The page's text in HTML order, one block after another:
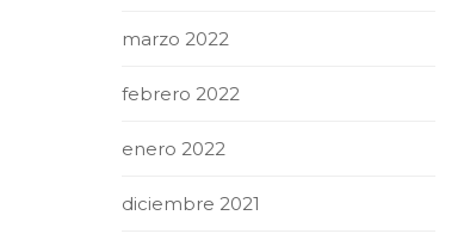
marzo 2022
febrero 2022
enero 2022
diciembre 2021